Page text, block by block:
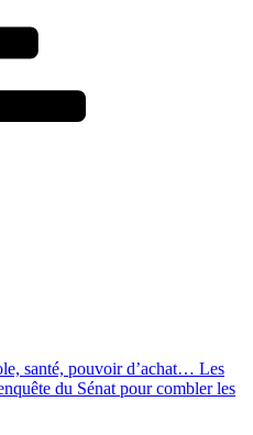
santé, pouvoir d’achat… Les
du Sénat pour combler les